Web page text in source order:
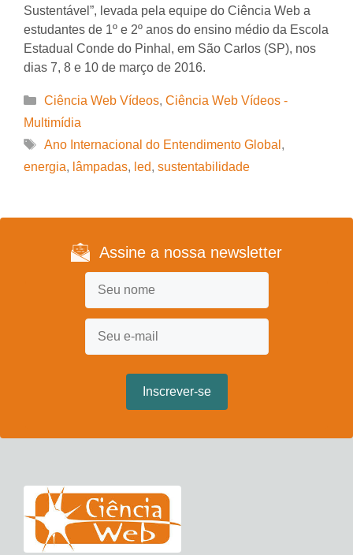
Sustentável”, levada pela equipe do Ciência Web a
estudantes de 1º e 2º anos do ensino médio da Escola
Estadual Conde do Pinhal, em São Carlos (SP), nos
dias 7, 8 e 10 de março de 2016.
Categorias
Ciência Web Vídeos, Ciência Web Vídeos -
Multimídia
Tags
Ano Internacional do Entendimento Global ,
energia, lâmpadas, led, sustentabilidade
Assine a nossa newsletter